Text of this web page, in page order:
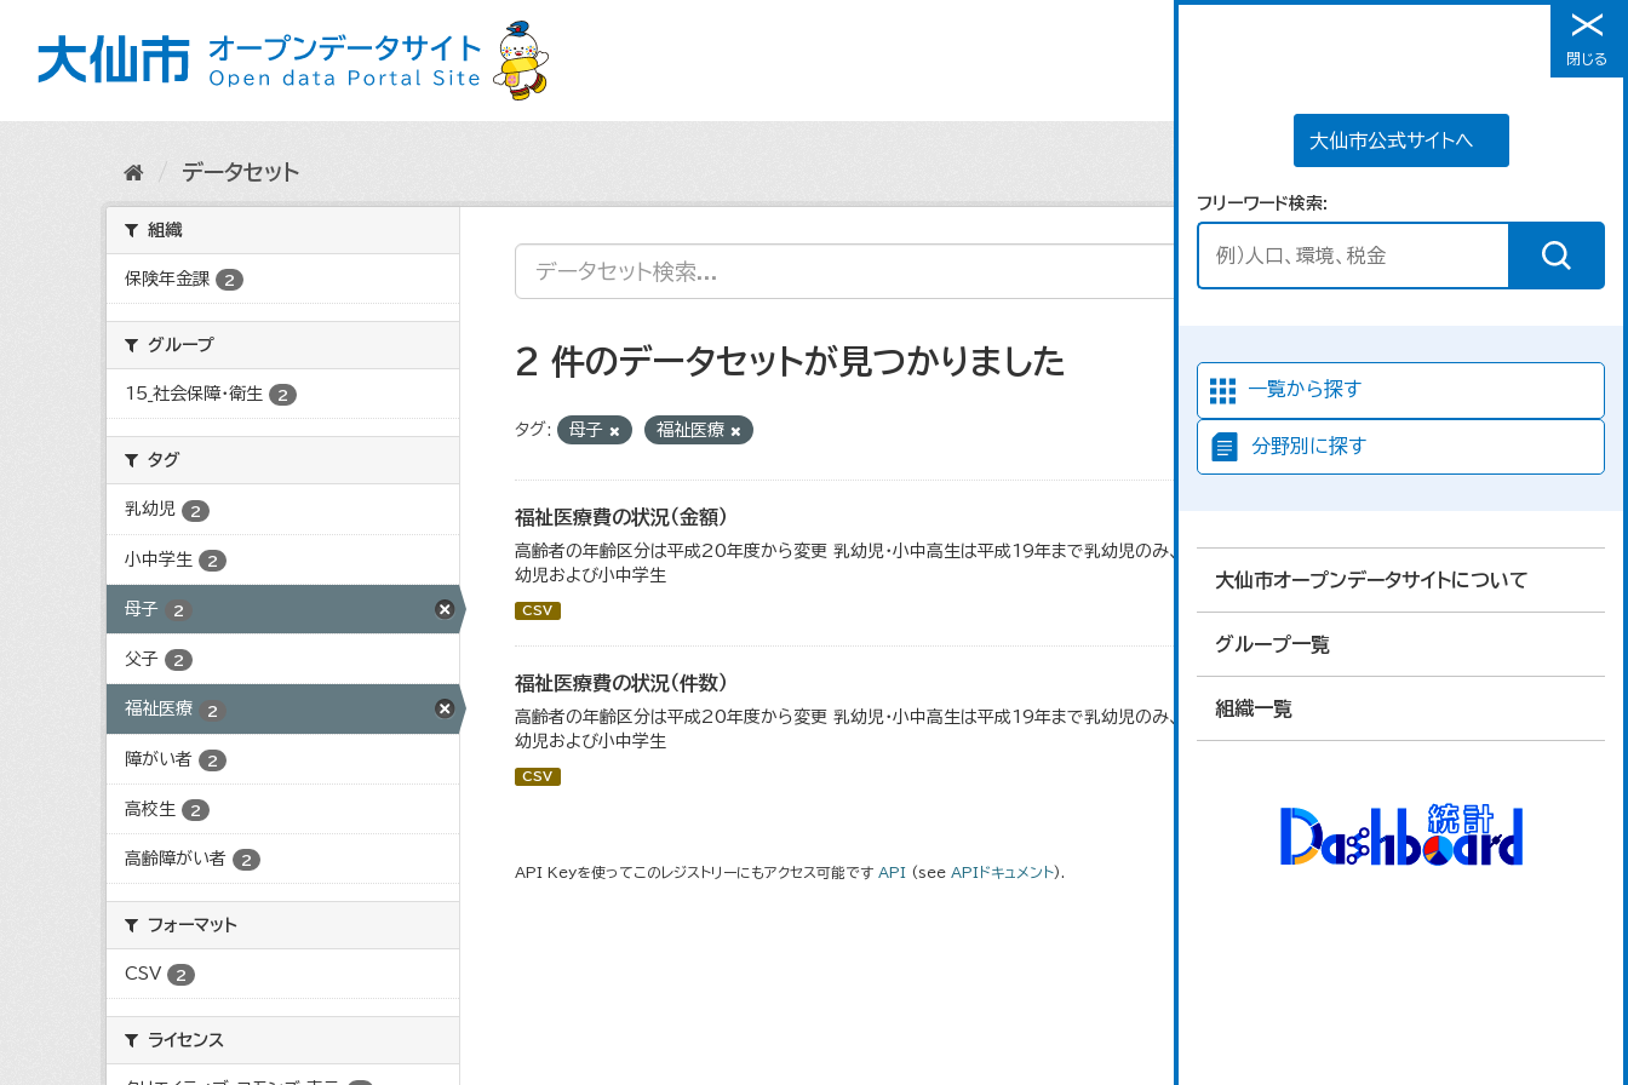
メニュー
大仙市公式サイトへ
フリーワード検索
一覧から探す
分野別に探す
大仙市オープンデータサイトについて
グループ一覧
組織一覧
閉じる
データセット
組織
保険年金課 2
グループ
15_社会保障・衛生 2
タグ
乳幼児 2
小中学生 2
母子 2
父子 2
福祉医療 2
障がい者 2
高校生 2
高齢障がい者 2
フォーマット
CSV 2
ライセンス
2 件のデータセットが見つかりました
タグ: 母子 福祉医療
福祉医療費の状況（金額）
高齢者の年齢区分は平成20年度から変更 乳幼児・小中高生は平成19年まで乳幼児のみ、平成20年度から令和元年度までは乳
幼児および小中学生
CSV
福祉医療費の状況（件数）
高齢者の年齢区分は平成20年度から変更 乳幼児・小中高生は平成19年まで乳幼児のみ、平成20年度から令和元年度までは乳
幼児および小中学生
CSV
API Keyを使ってこのレジストリーにもアクセス可能です API (see APIドキュメント).